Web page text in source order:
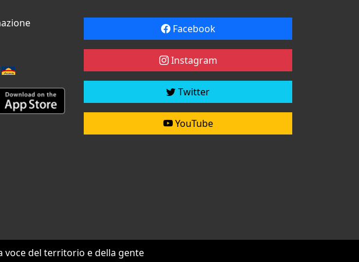
Facebook
Instagram
Twitter
YouTube
voce del territorio e della gente